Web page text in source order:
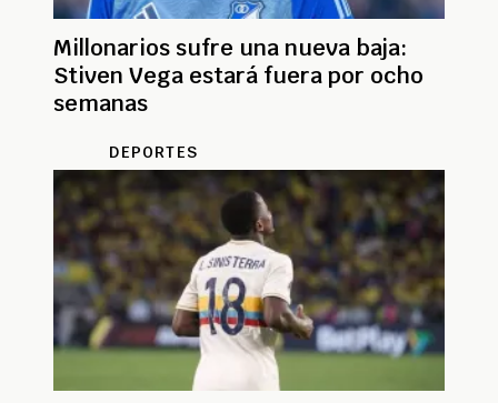
Millonarios sufre una nueva baja:
Stiven Vega estará fuera por ocho
semanas
DEPORTES